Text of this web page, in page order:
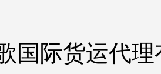
国际货运代